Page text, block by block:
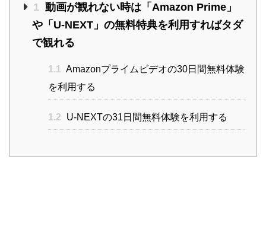
1 動画が観れない時は「Amazon Prime」
や「U-NEXT」の無料特典を利用すればタダ
で観れる
1.1 Amazonプライムビデオの30日間無料体験
を利用する
1.2 U-NEXTの31日間無料体験を利用する